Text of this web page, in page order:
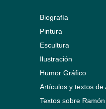
Biografía
Pintura
Escultura
Ilustración
Humor Gráfico
Artículos y textos de
Textos sobre Ramón